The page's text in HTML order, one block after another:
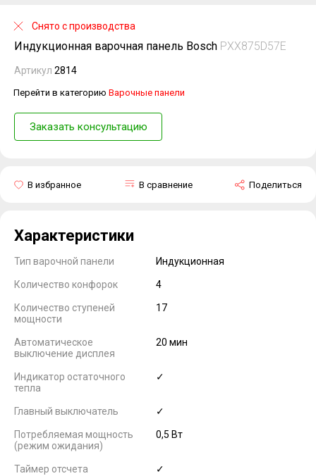
Индукционная варочная панель Bosch PXX875D57E
Артикул 2814
Перейти в категорию Варочные панели
Заказать консультацию
Поделиться
В сравнение
В избранное
Снято с производства
Характеристики
Тип варочной панели Индукционная
Количество конфорок 4
Количество ступеней
мощности
17
Автоматическое
выключение дисплея
20 мин
Индикатор остаточного
тепла
✓
Главный выключатель ✓
Потребляемая мощность
(режим ожидания)
0,5 Вт
Таймер отсчета ✓